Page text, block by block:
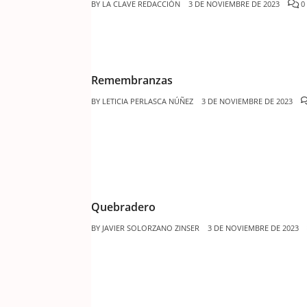
BY LA CLAVE REDACCIÓN 3 DE NOVIEMBRE DE 2023 0
Remembranzas
BY LETICIA PERLASCA NÚÑEZ 3 DE NOVIEMBRE DE 2023
Quebradero
BY JAVIER SOLORZANO ZINSER 3 DE NOVIEMBRE DE 2023